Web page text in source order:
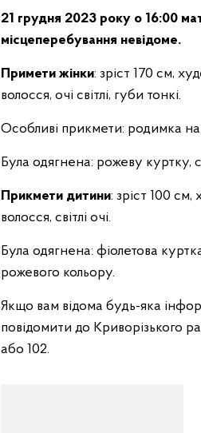
21 грудня 2023 року о 16:00
місцеперебування невідоме.
Примети жінки: зріст 170 см,
волосся, очі світлі, губи тонкі.
Особливі прикмети: родимка на
Була одягнена: рожеву куртку,
Прикмети дитини: зріст 100 см,
волосся, світлі очі.
Була одягнена: фіолетова
рожевого кольору.
Якщо вам відома будь-яка
повідомити до Криворізького
або 102.